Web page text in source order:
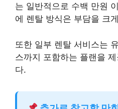
는 일반적으로 수백 만원
에 렌탈 방식은 부담을 크
또한 일부 렌탈 서비스는
스까지 포함하는 플랜을
다.